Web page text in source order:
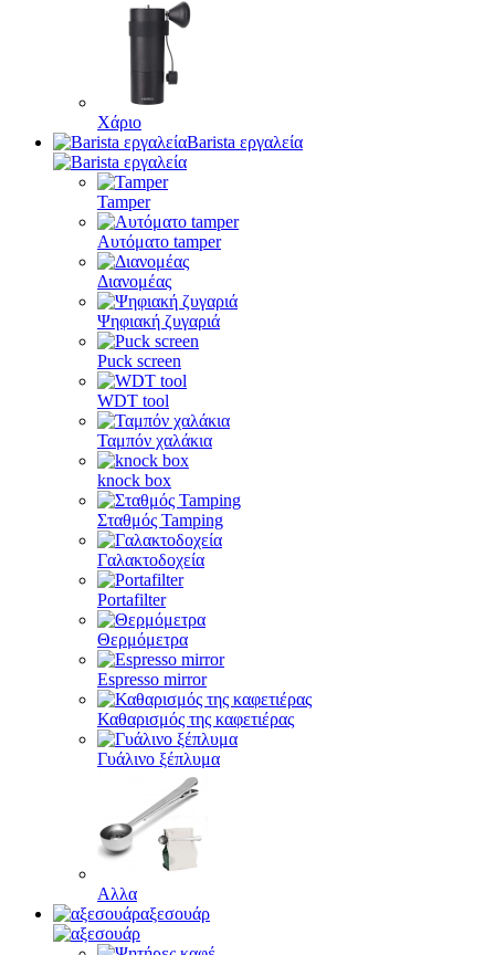
Χάριο
Barista εργαλεία
Tamper
Αυτόματο tamper
Διανομέας
Ψηφιακή ζυγαριά
Puck screen
WDT tool
Ταμπόν χαλάκια
knock box
Σταθμός Tamping
Γαλακτοδοχεία
Portafilter
Θερμόμετρα
Espresso mirror
Καθαρισμός της καφετιέρας
Γυάλινο ξέπλυμα
Αλλα
αξεσουάρ